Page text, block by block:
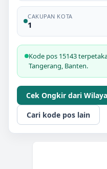
CAKUPAN KOTA
1
Kode pos 15143
Tangerang, Banten.
Cek Ongkir dari
Cari kode pos lain